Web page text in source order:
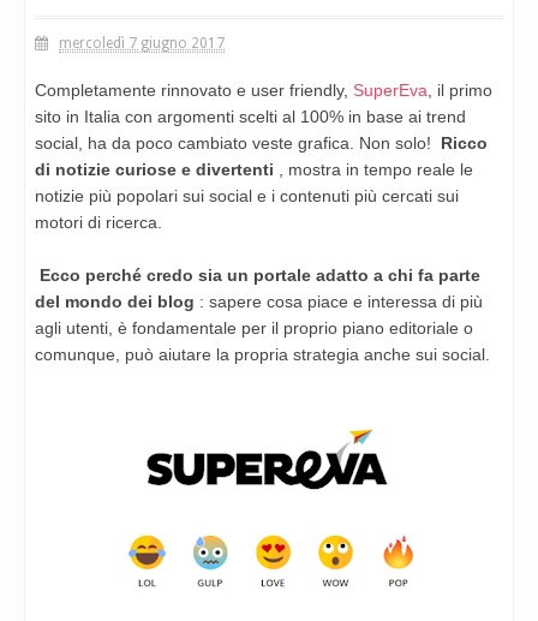
mercoledì 7 giugno 2017
Completamente rinnovato e user friendly, SuperEva , il primo
sito in Italia con argomenti scelti al 100% in base ai trend
social, ha da poco cambiato veste grafica. Non solo!
Ricco
di notizie curiose e divertenti
, mostra in tempo reale le
notizie più popolari sui social e i contenuti più cercati sui
motori di ricerca.
Ecco perché credo sia un portale adatto a chi fa parte
del mondo dei blog : sapere cosa piace e interessa di più
agli utenti, è fondamentale per il proprio piano editoriale o
comunque, può aiutare la propria strategia anche sui social.